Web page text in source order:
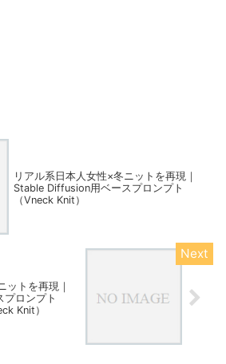
リアル系日本人女性×冬ニットを再現｜
Stable Diffusion用ベースプロンプト
（Vneck Knit）
ットを再現｜
ロンプト
Knit）